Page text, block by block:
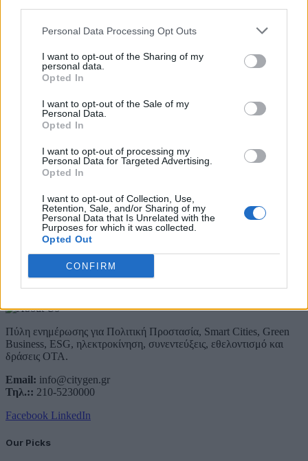
Personal Data Processing Opt Outs
I want to opt-out of the Sharing of my
personal data.
Opted In
I want to opt-out of the Sale of my
Personal Data.
Opted In
I want to opt-out of processing my
Personal Data for Targeted Advertising.
Opted In
I want to opt-out of Collection, Use,
Retention, Sale, and/or Sharing of my
Personal Data that Is Unrelated with the
Purposes for which it was collected.
Opted Out
CONFIRM
5 Αυγούστου 2026
ΥΠΕΝ: Διευρύνεται ο κατάλογος των
Προστατευόμενων Τοπίων σε 12
4 Αυγούστου 2026
Newsletter Citygen.gr
Λάβετε όλα τα τελευταία νέα από τον χώρο της Πολιτικής
Προστασίας, του ESG, του Green Business και των ΟΤΑ
Συμφωνώ με την Πολιτική Δεδομένων
About Us
Πύλη ενημέρωσης για Πολιτική Προστασία, Smart Cities, Green
Business, ESG, ηλεκτροκίνηση, συνεντεύξεις, εθελοντισμό και
δράσεις ΟΤΑ.
Email: info@citygen.gr
Τηλ.:: 210-5230000
Facebook LinkedIn
Our Picks